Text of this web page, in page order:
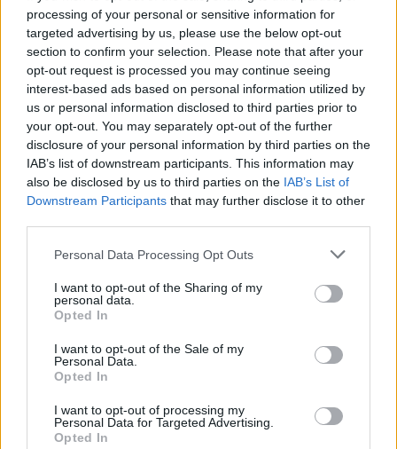
processing of your personal or sensitive information for
targeted advertising by us, please use the below opt-out
section to confirm your selection. Please note that after your
opt-out request is processed you may continue seeing
interest-based ads based on personal information utilized by
us or personal information disclosed to third parties prior to
your opt-out. You may separately opt-out of the further
disclosure of your personal information by third parties on the
IAB’s list of downstream participants. This information may
also be disclosed by us to third parties on the IAB’s List of
Downstream Participants that may further disclose it to other
Personal Data Processing Opt Outs
I want to opt-out of the Sharing of my
personal data.
Opted In
I want to opt-out of the Sale of my
Personal Data.
Opted In
I want to opt-out of processing my
Personal Data for Targeted Advertising.
Opted In
Susiję straipsniai
Vilniuje vagys nuniokojo
automobilį „Jeep Grand
Cheroke“ – žala siekia 4 000
eurų
Du vyrai